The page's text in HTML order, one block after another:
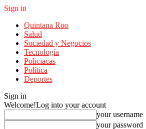
Sign in
Quintana Roo
Salud
Sociedad y Negocios
Tecnología
Policiacas
Política
Deportes
Sign in
Welcome!Log into your account
your username
your password